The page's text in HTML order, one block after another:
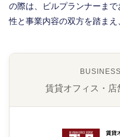
の際は、ビルプランナーま
性と事業内容の双方を踏まえ
賃貸オフィス・店